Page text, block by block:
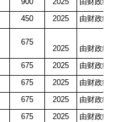
450 2025 由财政统
675
2025
由财政统
675 2025
由财政统
675 2025
由财政统
675 2025
由财政统
675 2025
由财政统